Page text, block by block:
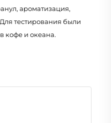
ароматизация,
тестирования были
кофе и океана.